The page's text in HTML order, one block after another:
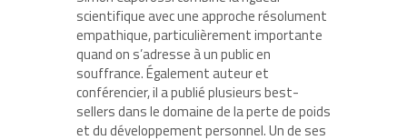
scientifique avec une approche résolument
empathique, particulièrement importante
quand on s’adresse à un public en
souffrance. Également auteur et
conférencier, il a publié plusieurs best-
sellers dans le domaine de la perte de poids
et du développement personnel. Un de ses